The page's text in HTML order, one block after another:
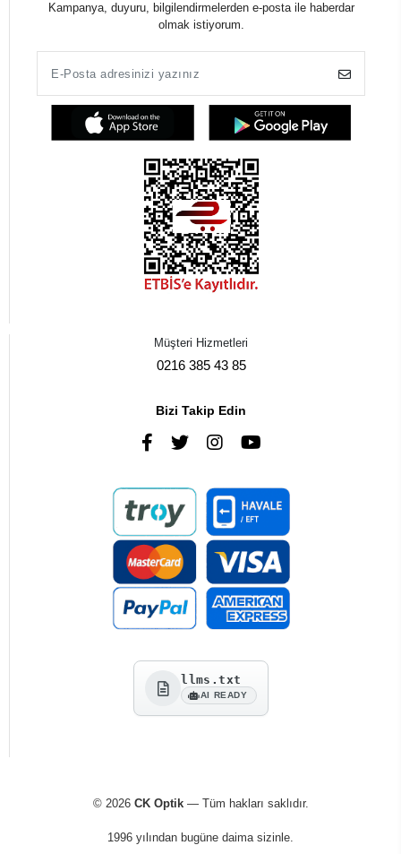
Kampanya, duyuru, bilgilendirmelerden e-posta ile haberdar
olmak istiyorum.
Müşteri Hizmetleri
0216 385 43 85
Bizi Takip Edin
llms.txt
AI READY
© 2026 CK Optik— Tüm hakları saklıdır.
1996 yılından bugüne daima sizinle.